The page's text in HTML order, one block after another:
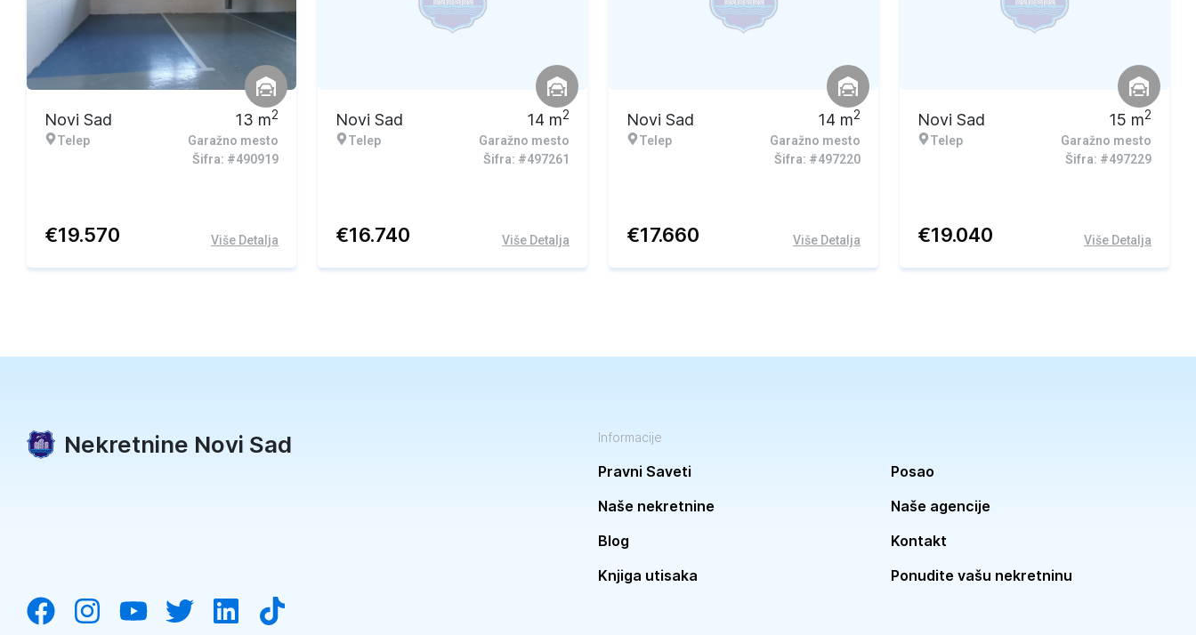
Novi Sad
Telep
13 m2
Garažno mesto
Šifra: #490919
€19.570 Više Detalja
Novi Sad
Telep
14 m2
Garažno mesto
Šifra: #497261
€16.740 Više Detalja
Novi Sad
Telep
14 m2
Garažno mesto
Šifra: #497220
€17.660 Više Detalja
Novi Sad
Telep
15 m2
Garažno mesto
Šifra: #497229
€19.040 Više Detalja
Nekretnine Novi Sad Informacije
Pravni Saveti
Posao
Naše nekretnine
Naše agencije
Blog
Kontakt
Knjiga utisaka
Ponudite vašu nekretninu